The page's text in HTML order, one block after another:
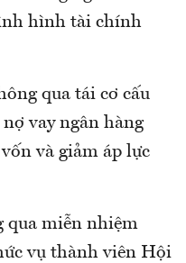
hình tài chính
qua tái cơ cấu
vay ngân hàng
và giảm áp lực
qua miễn nhiệm
vụ thành viên Hội